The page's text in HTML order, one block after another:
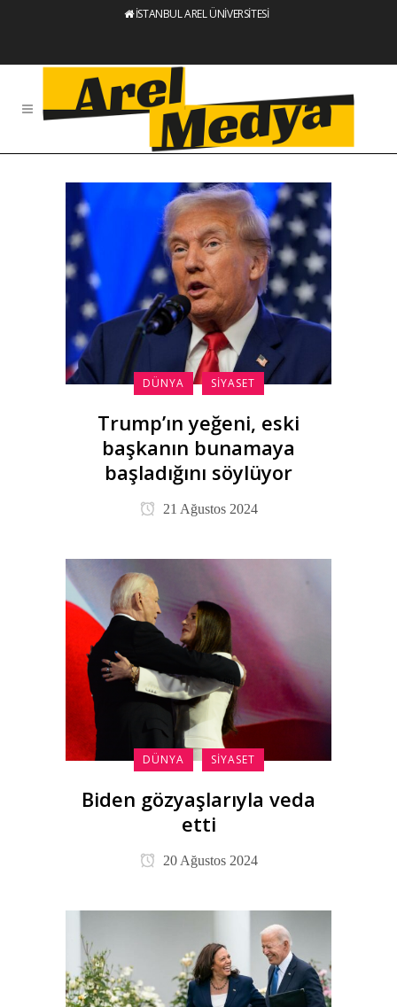
İSTANBUL AREL ÜNİVERSİTESİ
DÜNYA SIYASET
Trump’ın yeğeni, eski
başkanın bunamaya
başladığını söylüyor
21 Ağustos 2024
DÜNYA SIYASET
Biden gözyaşlarıyla veda
etti
20 Ağustos 2024